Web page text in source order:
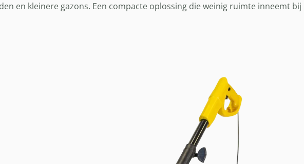
en kleinere gazons. Een compacte oplossing die weinig ruimte inneemt bij